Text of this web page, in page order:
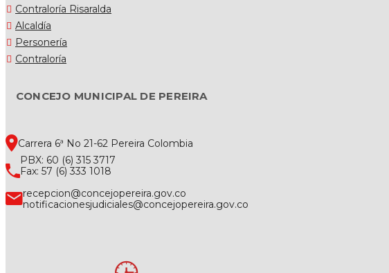
Contraloría Risaralda
Alcaldía
Personería
Contraloría
CONCEJO MUNICIPAL DE PEREIRA
Carrera 6ª No 21-62 Pereira Colombia
PBX: 60 (6) 315 3717
Fax: 57 (6) 333 1018
recepcion@concejopereira.gov.co
notificacionesjudiciales@concejopereira.gov.co